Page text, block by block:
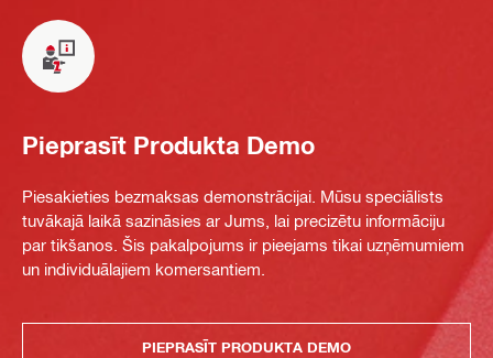
Pieprasīt Produkta Demo
Piesakieties bezmaksas demonstrācijai. Mūsu speciālists
tuvākajā laikā sazināsies ar Jums, lai precizētu informāciju
par tikšanos. Šis pakalpojums ir pieejams tikai uzņēmumiem
un individuālajiem komersantiem.
PIEPRASĪT PRODUKTA DEMO